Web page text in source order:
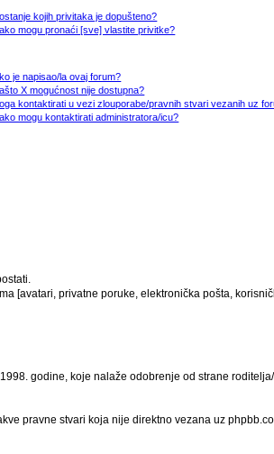
kojih privitaka je dopušteno?
mogu pronaći [sve] vlastite privitke?
je napisao/la ovaj forum?
X mogućnost nije dostupna?
kontaktirati u vezi zlouporabe/pravnih stvari vezanih uz
mogu kontaktirati administratora/icu?
[avatari, privatne poruke, elektronička pošta,
godine, koje nalaže odobrenje od strane
pravne stvari koja nije direktno vezana uz